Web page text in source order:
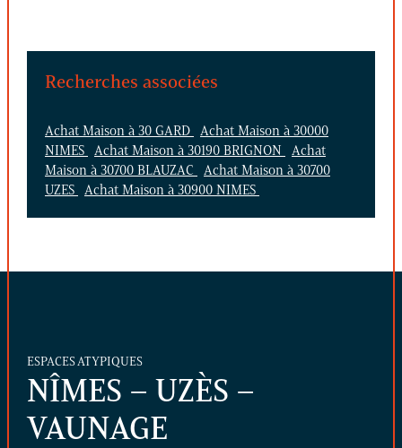
Recherches associées
Achat Maison à 30 GARD
Achat Maison à 30000
NIMES
Achat Maison à 30190 BRIGNON
Achat
Maison à 30700 BLAUZAC
Achat Maison à 30700
UZES
Achat Maison à 30900 NIMES
ESPACES ATYPIQUES
NÎMES – UZÈS –
VAUNAGE